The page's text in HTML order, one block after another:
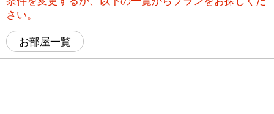
さい。
お部屋一覧